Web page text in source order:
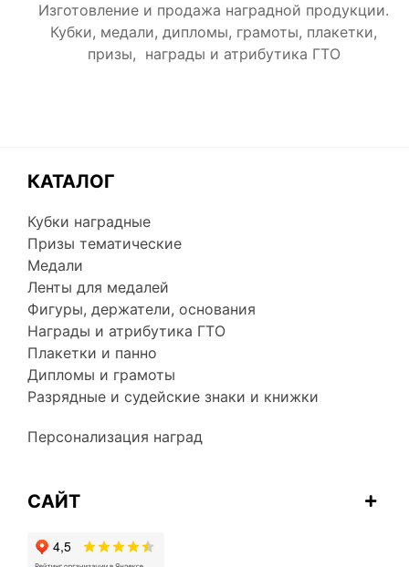
Изготовление и продажа наградной продукции.
Кубки, медали, дипломы, грамоты, плакетки,
призы, награды и атрибутика ГТО
КАТАЛОГ
Кубки наградные
Призы тематические
Медали
Ленты для медалей
Фигуры, держатели, основания
Награды и атрибутика ГТО
Плакетки и панно
Дипломы и грамоты
Разрядные и судейские знаки и книжки
Персонализация наград
САЙТ